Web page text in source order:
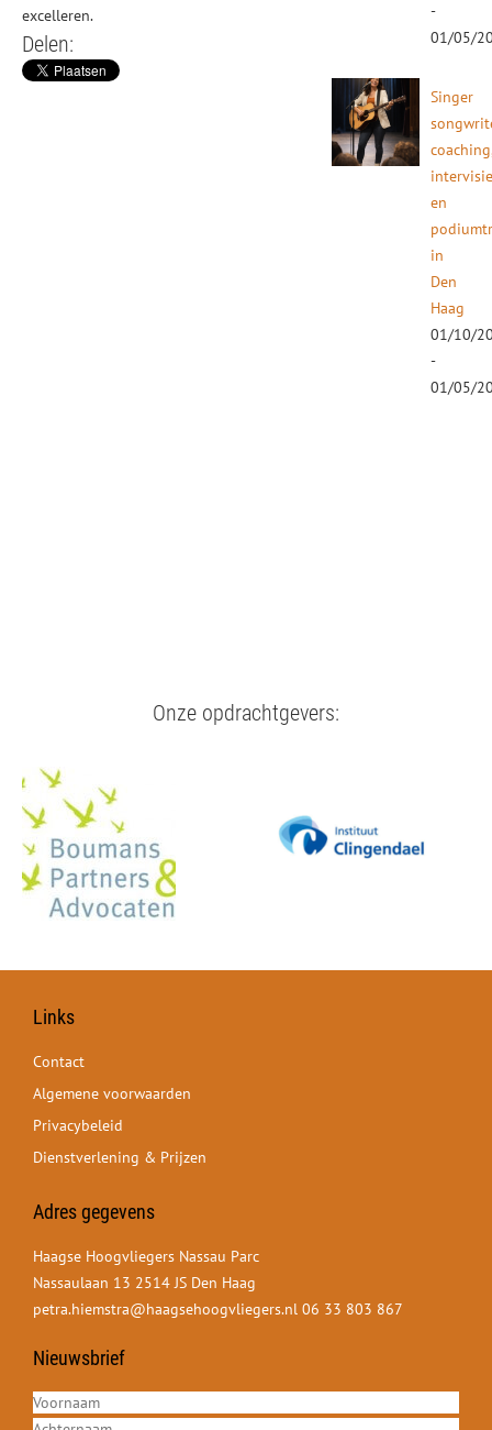
excelleren.
Delen:
-
01/05/
Singer
en
in
Den
Haag
01/10/
-
01/05/
Onze opdrachtgevers:
Links
Contact
Algemene voorwaarden
Privacybeleid
Dienstverlening & Prijzen
Adres gegevens
Haagse Hoogvliegers Nassau Parc
Nassaulaan 13 2514 JS Den Haag
petra.hiemstra@haagsehoogvliegers.nl 06 33 803 867
Nieuwsbrief